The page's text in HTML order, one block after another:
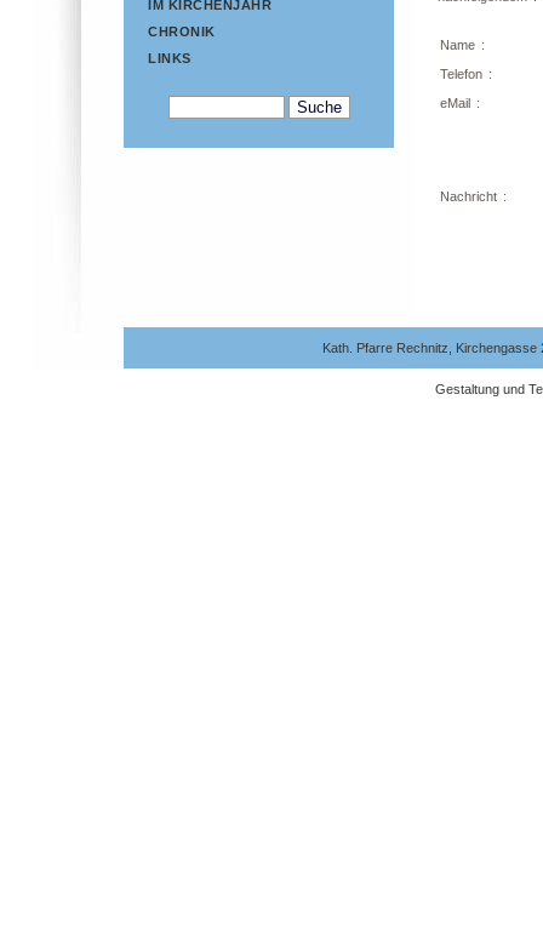
IM KIRCHENJAHR
CHRONIK
LINKS
Name :
Telefon :
eMail :
Nachricht :
Kath. Pfarre Rechnitz,
Gestaltung und